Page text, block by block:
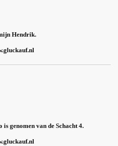
Hendrik.
genomen van de Schacht 4.